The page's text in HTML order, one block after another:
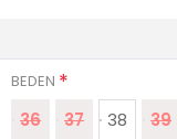
BEDEN *
36 37 38 39